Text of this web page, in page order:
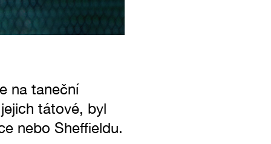
na taneční
tátové, byl
nebo Sheffieldu.